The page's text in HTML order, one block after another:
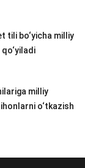
tili bo‘yicha milliy
milliy
o‘tkazish